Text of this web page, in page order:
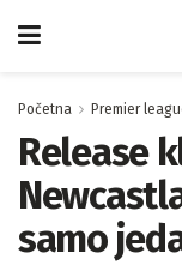
Početna Premier
Release
samo